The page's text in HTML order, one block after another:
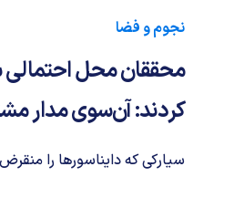
نجوم و فضا
محققان محل احتمالی
کردند: آن‌سوی مدار
سیارکی که دایناسورها را